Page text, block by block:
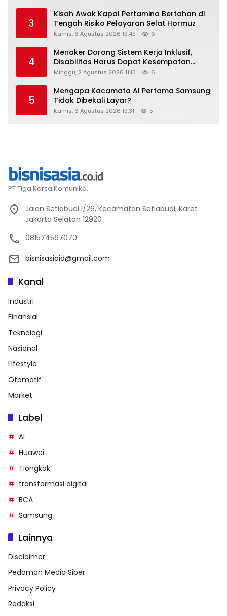
3
Kisah Awak Kapal Pertamina Bertahan di
Tengah Risiko Pelayaran Selat Hormuz
Kamis, 6 Agustus 2026 19:43 6
4
Menaker Dorong Sistem Kerja Inklusif,
Disabilitas Harus Dapat Kesempatan
Setara
Minggu, 2 Agustus 2026 11:13 6
5
Mengapa Kacamata AI Pertama Samsung
Tidak Dibekali Layar?
Kamis, 6 Agustus 2026 19:31 5
PT Tiga Karsa Komunika.
Jalan Setiabudi I/26, Kecamatan Setiabudi, Karet
Jakarta Selatan 12920
081574567070
bisnisasiaid@gmail.com
Kanal
Industri
Finansial
Teknologi
Nasional
Lifestyle
Otomotif
Market
Label
AI
Huawei
Tiongkok
transformasi digital
BCA
Samsung
Lainnya
Disclaimer
Pedoman Media Siber
Privacy Policy
Redaksi